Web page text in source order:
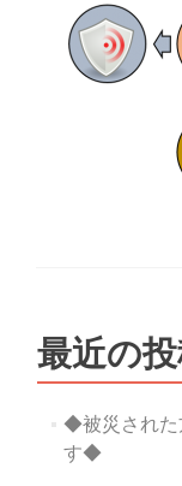
最近の
◆被災された
す◆